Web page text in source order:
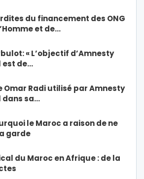
du financement des ONG
et de…
« L’objectif d’Amnesty
est de…
Omar Radi utilisé par Amnesty
sa…
le Maroc a raison de ne
garde
du Maroc en Afrique : de la